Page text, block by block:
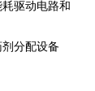
驱动电路和
分配设备